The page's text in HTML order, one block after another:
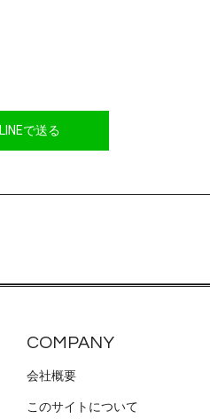
LINEで送る
COMPANY
会社概要
このサイトについて